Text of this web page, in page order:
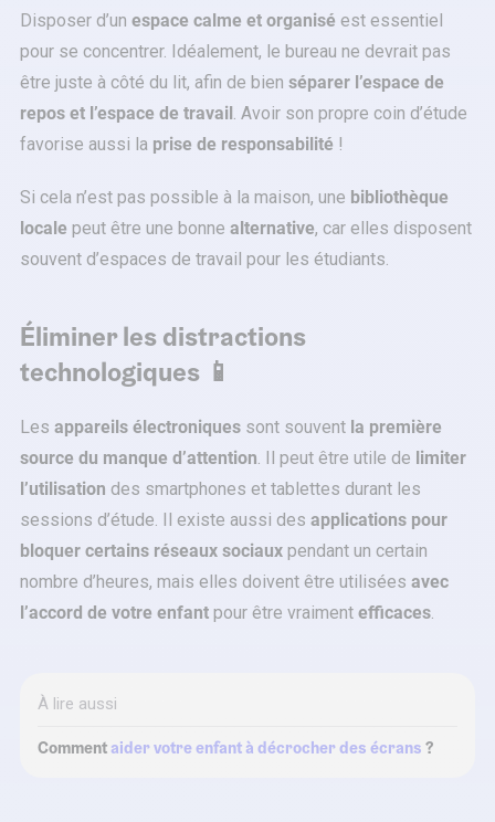
Disposer d’un espace calme et organisé est essentiel
pour se concentrer. Idéalement, le bureau ne devrait pas
être juste à côté du lit, afin de bien séparer l’espace de
repos et l’espace de travail . Avoir son propre coin d’étude
favorise aussi la prise de responsabilité !
Si cela n’est pas possible à la maison, une bibliothèque
locale peut être une bonne alternative, car elles disposent
souvent d’espaces de travail pour les étudiants.
Éliminer les distractions
technologiques 📱
Les appareils électroniques sont souvent la première
source du manque d’attention. Il peut être utile de limiter
l’utilisation des smartphones et tablettes durant les
sessions d’étude. Il existe aussi des applications pour
bloquer certains réseaux sociaux pendant un certain
nombre d’heures, mais elles doivent être utilisées avec
l’accord de votre enfant pour être vraiment efficaces.
À lire aussi
Comment aider votre enfant à décrocher des écrans ?